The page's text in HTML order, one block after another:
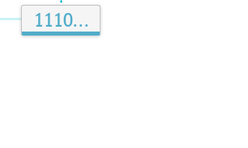
1110...